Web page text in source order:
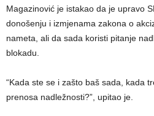
Magazinović je istakao da je upravo
donošenju i izmjenama zakona o
nameta, ali da sada koristi pitanje
blokadu.
“Kada ste se i zašto baš sada, kada
prenosa nadležnosti?”, upitao je.